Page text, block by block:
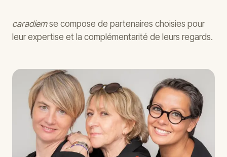
caradiemse compose de partenaires choisies pour
leur expertise et la complémentarité de leurs regards.